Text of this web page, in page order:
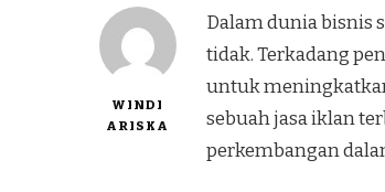
WINDI
ARISKA
Dalam dunia bisnis
tidak. Terkadang
untuk
sebuah jasa iklan
perkembangan